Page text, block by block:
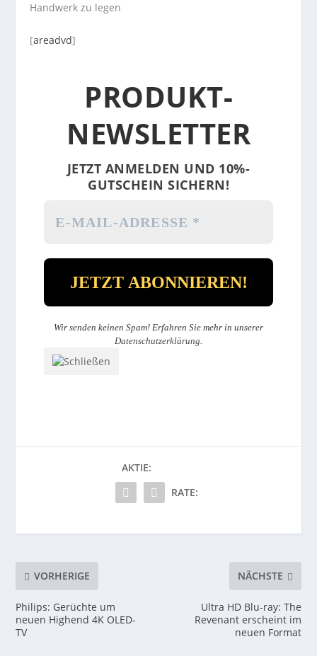
Handwerk zu legen
[areadvd]
PRODUKT-
NEWSLETTER
JETZT ANMELDEN UND 10%-
GUTSCHEIN SICHERN!
Wir senden keinen Spam! Erfahren Sie mehr in unserer
Datenschutzerklärung
AKTIE:
RATE:
VORHERIGE
Philips: Gerüchte um
neuen Highend 4K OLED-
TV
NÄCHSTE
Ultra HD Blu-ray: The
Revenant erscheint im
neuen Format